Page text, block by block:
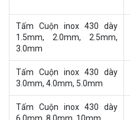
Tấm Cuộn inox 430 dày
1.5mm, 2.0mm, 2.5mm,
3.0mm
Tấm Cuộn inox 430 dày
3.0mm, 4.0mm, 5.0mm
Tấm Cuộn inox 430 dày